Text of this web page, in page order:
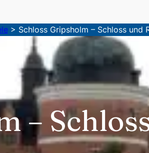
> Schloss Gripsholm – Schloss und
–